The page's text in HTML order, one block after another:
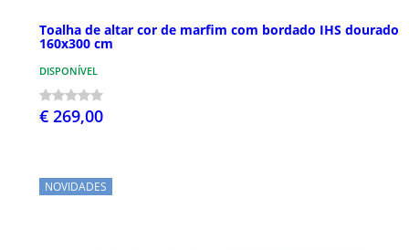
Toalha de altar cor de marfim com bordado IHS dourado
160x300 cm
DISPONÍVEL
€ 269,00
NOVIDADES